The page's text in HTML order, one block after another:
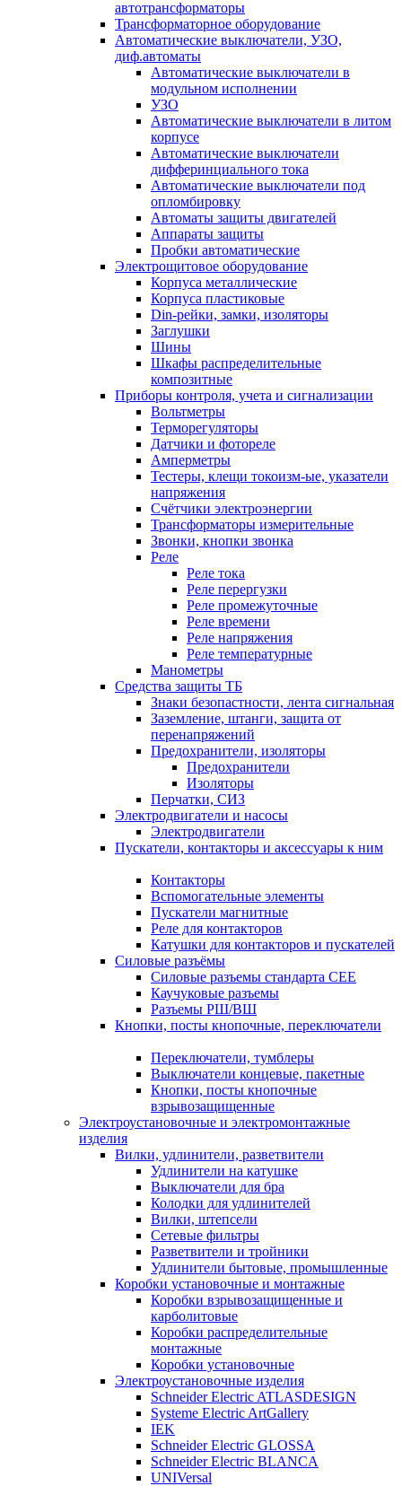
автотрансформаторы
Трансформаторное оборудование
Автоматические выключатели, УЗО,
диф.автоматы
Автоматические выключатели в
модульном исполнении
УЗО
Автоматические выключатели в литом
корпусе
Автоматические выключатели
дифферинциального тока
Автоматические выключатели под
опломбировку
Автоматы защиты двигателей
Аппараты защиты
Пробки автоматические
Электрощитовое оборудование
Корпуса металлические
Корпуса пластиковые
Din-рейки, замки, изоляторы
Заглушки
Шины
Шкафы распределительные
композитные
Приборы контроля, учета и сигнализации
Вольтметры
Терморегуляторы
Датчики и фотореле
Амперметры
Тестеры, клещи токоизм-ые, указатели
напряжения
Счётчики электроэнергии
Трансформаторы измерительные
Звонки, кнопки звонка
Реле
Реле тока
Реле перергузки
Реле промежуточные
Реле времени
Реле напряжения
Реле температурные
Манометры
Средства защиты ТБ
Знаки безопастности, лента сигнальная
Заземление, штанги, защита от
перенапряжений
Предохранители, изоляторы
Предохранители
Изоляторы
Перчатки, СИЗ
Электродвигатели и насосы
Электродвигатели
Пускатели, контакторы и аксессуары к ним
Контакторы
Вспомогательные элементы
Пускатели магнитные
Реле для контакторов
Катушки для контакторов и пускателей
Силовые разъёмы
Силовые разъемы стандарта СЕЕ
Каучуковые разъемы
Разъемы РШ/ВШ
Кнопки, посты кнопочные, переключатели
Переключатели, тумблеры
Выключатели концевые, пакетные
Кнопки, посты кнопочные
взрывозащищенные
Электроустановочные и электромонтажные
изделия
Вилки, удлинители, разветвители
Удлинители на катушке
Выключатели для бра
Колодки для удлинителей
Вилки, штепсели
Сетевые фильтры
Разветвители и тройники
Удлинители бытовые, промышленные
Коробки установочные и монтажные
Коробки взрывозащищенные и
карболитовые
Коробки распределительные
монтажные
Коробки установочные
Электроустановочные изделия
Schneider Electric ATLASDESIGN
Systeme Electric ArtGallery
IEK
Schneider Electric GLOSSA
Schneider Electric BLANCA
UNIVersal